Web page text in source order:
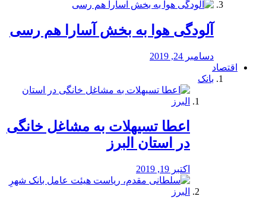
آلودگی هوا به بخش آسارا هم رسی
دسامبر 24, 2019
اقتصاد
بانک
️اعطا تسیهلات به مشاغل خانگی
در استان البرز
اکتبر 19, 2019